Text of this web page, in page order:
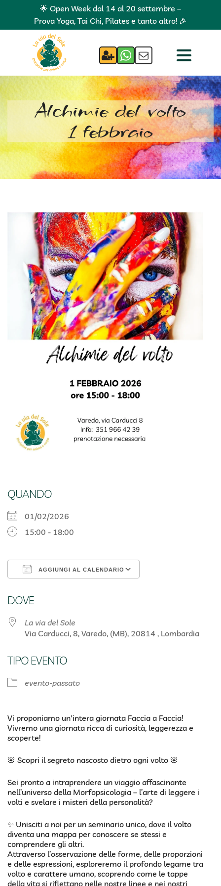
🌟 Open Week dal 14 al 20 settembre –
Prova Yoga, Tai Chi, Pilates e tanto altro! 🎉
Alchimie del volto
1 febbraio
QUANDO
01/02/2026
15:00 - 18:00
AGGIUNGI AL CALENDARIO
DOVE
La via del Sole
Via Carducci, 8, Varedo, (MB), 20814 , Lombardia
TIPO EVENTO
evento-passato
Vi proponiamo un'intera giornata Faccia a Faccia!
Vivremo una giornata ricca di curiosità, leggerezza e
scoperte!
🌸 Scopri il segreto nascosto dietro ogni volto 🌸
Sei pronto a intraprendere un viaggio affascinante
nell’universo della Morfopsicologia – l’arte di leggere i
volti e svelare i misteri della personalità?
✨ Unisciti a noi per un seminario unico, dove il volto
diventa una mappa per conoscere se stessi e
comprendere gli altri.
Attraverso l’osservazione delle forme, delle proporzioni
e delle espressioni, esploreremo il profondo legame tra
volto e carattere umano, scoprendo come le tappe
della vita si riflettano nelle nostre linee e nei nostri